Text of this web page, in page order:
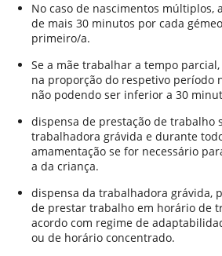
No caso de nascimentos múltiplos,
de mais 30 minutos por cada
primeiro/a.
Se a mãe trabalhar a tempo
na proporção do respetivo período
não podendo ser inferior a 30
dispensa de prestação de trabalho
trabalhadora grávida e durante
amamentação se for necessário
a da criança.
dispensa da trabalhadora grávida,
de prestar trabalho em horário de
acordo com regime de
ou de horário concentrado.